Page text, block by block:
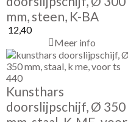
mm, steen, K-BA
12,40
Meer info
Kunsthars
doorslijpschijf, Ø 350